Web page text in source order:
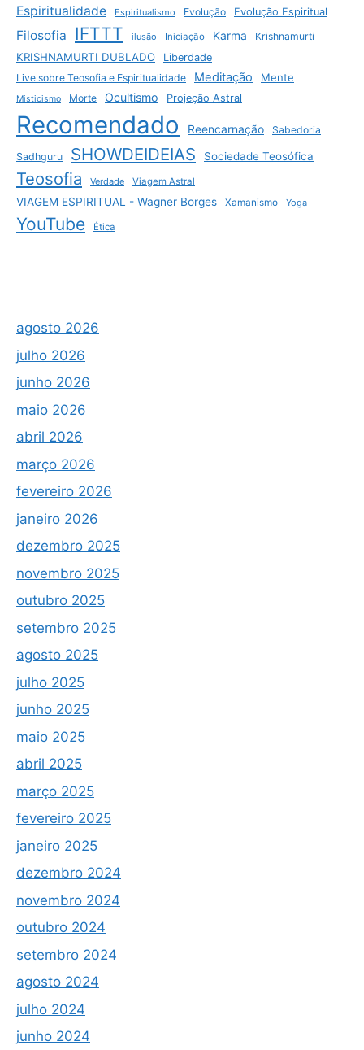
Espiritualidade Espiritualismo Evolução Evolução Espiritual
Filosofia IFTTT ilusão Iniciação Karma Krishnamurti
KRISHNAMURTI DUBLADO
Liberdade
Live sobre Teosofia e Espiritualidade
Meditação Mente
Misticismo Morte Ocultismo Projeção Astral
Recomendado Reencarnação Sabedoria
Sadhguru SHOWDEIDEIAS Sociedade Teosófica
Teosofia Verdade Viagem Astral
VIAGEM ESPIRITUAL - Wagner Borges Xamanismo Yoga
YouTube Ética
agosto 2026
julho 2026
junho 2026
maio 2026
abril 2026
março 2026
fevereiro 2026
janeiro 2026
dezembro 2025
novembro 2025
outubro 2025
setembro 2025
agosto 2025
julho 2025
junho 2025
maio 2025
abril 2025
março 2025
fevereiro 2025
janeiro 2025
dezembro 2024
novembro 2024
outubro 2024
setembro 2024
agosto 2024
julho 2024
junho 2024